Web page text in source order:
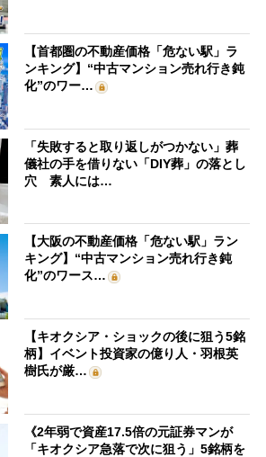
【首都圏の不動産価格「危ない駅」ラ
ンキング】“中古マンション売れ行き鈍
化”のワー…
「失敗すると取り返しがつかない」葬
儀社の手を借りない「DIY葬」の落とし
穴 素人には…
【大阪の不動産価格「危ない駅」ラン
キング】“中古マンション売れ行き鈍
化”のワース…
【キオクシア・ショックの後に狙う5銘
柄】イベント投資家の億り人・羽根英
樹氏が厳…
《2年弱で資産17.5倍の元証券マンが
「キオクシア急落で次に狙う」5銘柄を